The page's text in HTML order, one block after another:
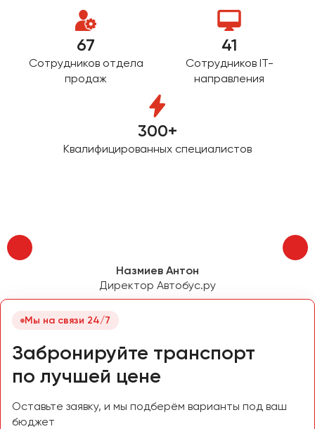
67
Сотрудников отдела
продаж
41
Сотрудников IT-
направления
300+
Квалифицированных специалистов
Назмиев Антон
Директор Автобус.ру
Мы на связи 24/7
Забронируйте транспорт
по лучшей цене
Оставьте заявку, и мы подберём варианты под ваш
бюджет
Новосибирск
Самара
Санкт-Петербург
Саранск
Саратов
Севастополь
Симферополь